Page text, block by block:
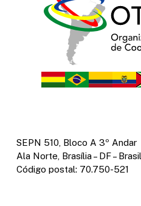
SEPN 510, Bloco A 3º Andar
Ala Norte, Brasília – DF – Brasil
Código postal: 70.750-521